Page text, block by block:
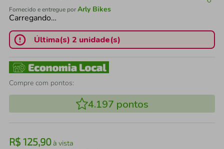
Fornecido e entregue porArly Bikes
Carregando…
Última(s) 2 unidade(s)
Compre com pontos:
4.197 pontos
R$ 125,90à vista